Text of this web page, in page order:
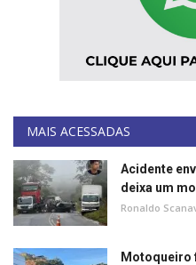
Esporte
Solidariedade
MAIS ACESSADAS
Acidente
deixa um
Ronaldo
Motoqueiro